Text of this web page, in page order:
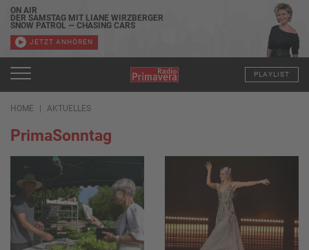
ON AIR
DER SAMSTAG MIT LIANE WIRZBERGER
SNOW PATROL — CHASING CARS
JETZT ANHÖREN
PLAYLIST
HOME AKTUELLES
PrimaSonntag